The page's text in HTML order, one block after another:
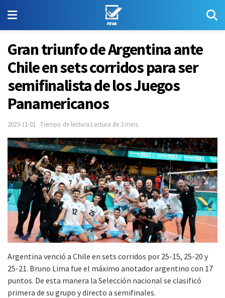
Gran triunfo de Argentina ante
Chile en sets corridos para ser
semifinalista de los Juegos
Panamericanos
2023-11-01 Tiempo de lectura:Lectura de 2 mins
Argentina venció a Chile en sets corridos por 25-15, 25-20 y
25-21. Bruno Lima fue el máximo anotador argentino con 17
puntos. De esta manera la Selección nacional se clasificó
primera de su grupo y directo a semifinales.